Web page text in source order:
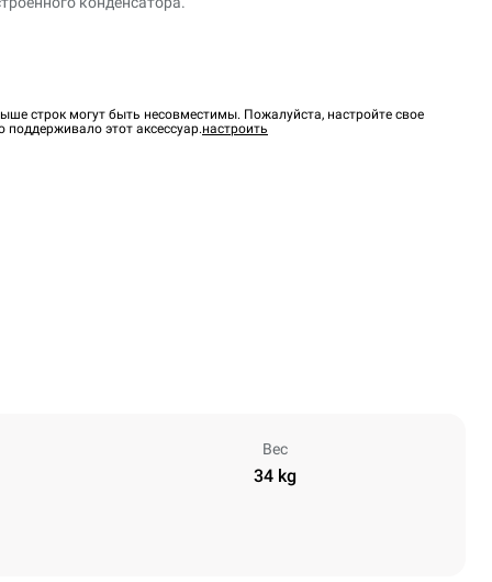
строк могут быть несовместимы. Пожалуйста, настройте свое
этот аксессуар.настроить
Вес
34 kg